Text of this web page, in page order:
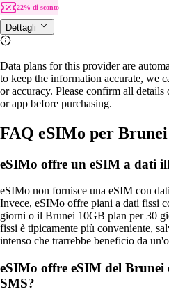
22% di sconto
Dettagli
Data plans for this provider are
to keep the information accurate, we
or accuracy. Please confirm all
or app before purchasing.
FAQ eSIMo per Brunei
eSIMo offre un eSIM a dati
eSIMo non fornisce una eSIM con
Invece, eSIMo offre piani a dati fissi
giorni o il Brunei 10GB plan per 30
fissi è tipicamente più conveniente,
intenso che trarrebbe beneficio da
eSIMo offre eSIM del Brunei
SMS?